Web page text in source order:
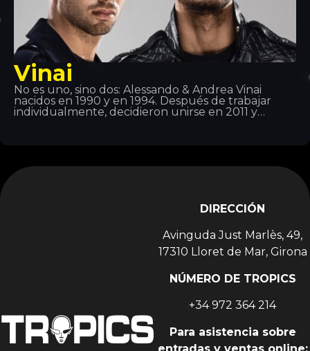
Vinai
No es uno, sino dos: Alessando & Andrea Vinai
nacidos en 1990 y en 1994. Después de trabajar
individualmente, decidieron unirse en 2011 y
Raveology mediante Billboard, la mejor plataforma
DIRECCIÓN
Avinguda Just Marlès, 49,
17310 Lloret de Mar, Girona
NÚMERO DE TROPICS
+34 972 364 214
Para asistencia sobre
entradas y ventas online: